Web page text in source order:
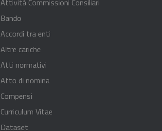
Bando
Accordi tra enti
Altre cariche
Atti normativi
Atto di nomina
Compensi
Curriculum Vitae
Dataset